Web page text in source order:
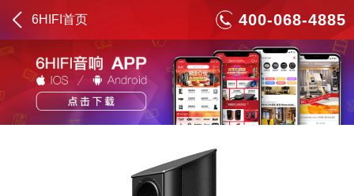
6HIFI首页 400-068-4885